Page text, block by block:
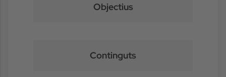
Objectius
Continguts